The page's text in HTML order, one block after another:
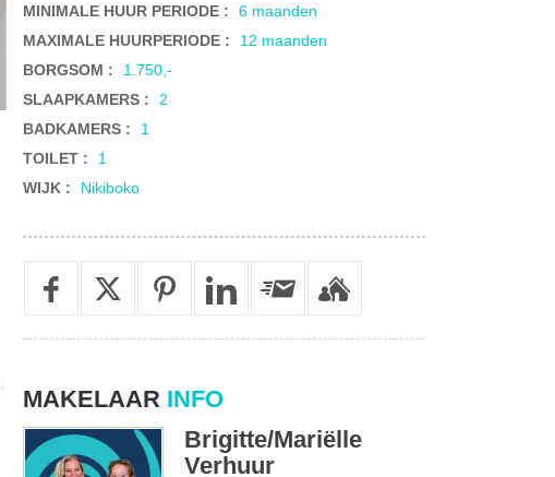
MINIMALE HUUR PERIODE :
6 maanden
MAXIMALE HUURPERIODE :
12 maanden
BORGSOM :
1.750,-
SLAAPKAMERS :
2
BADKAMERS :
1
TOILET :
1
WIJK :
Nikiboko
MAKELAAR INFO
Brigitte/Mariëlle
Verhuur